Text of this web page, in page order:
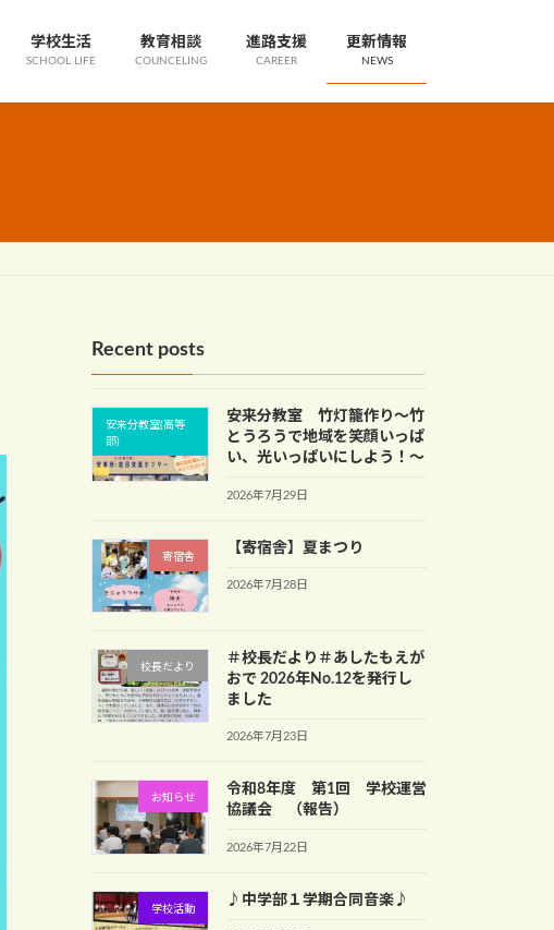
学校生活
SCHOOL LIFE
教育相談
COUNCELING
進路支援
CAREER
更新情報
NEWS
Recent posts
安来分教室(高等
部)
安来分教室 竹灯籠作り～竹
とうろうで地域を笑顔いっぱ
い、光いっぱいにしよう！～
2026年7月29日
寄宿舎
【寄宿舎】夏まつり
2026年7月28日
校長だより
＃校長だより＃あしたもえが
おで 2026年No.12を発行し
ました
2026年7月23日
お知らせ
令和8年度 第1回 学校運営
協議会 （報告）
2026年7月22日
学校活動
♪中学部１学期合同音楽♪